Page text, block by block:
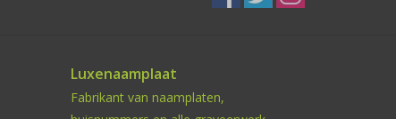
Luxenaamplaat
Fabrikant van naamplaten,